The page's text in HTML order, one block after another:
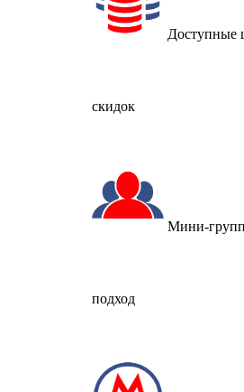
Доступные
скидок
Мини-
подход